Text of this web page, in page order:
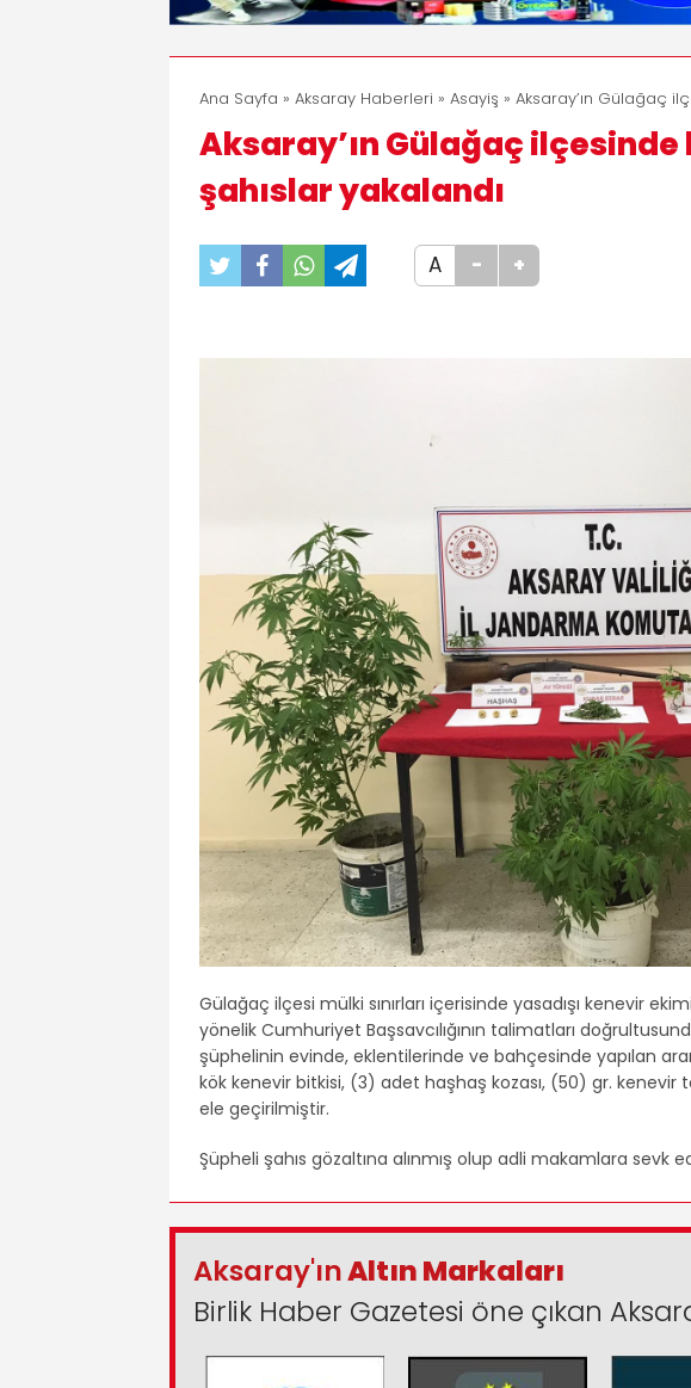
Ana Sayfa » Aksaray Haberleri » Asayiş » Aksaray’ın Gülağaç
Aksaray’ın Gülağaç
şahıslar yakalandı
A - +
Gülağaç ilçesi mülki sınırları içerisinde yasadışı kenevir
yönelik Cumhuriyet Başsavcılığının talimatları
şüphelinin evinde, eklentilerinde ve bahçesinde yapılan
kök kenevir bitkisi, (3) adet haşhaş kozası, (50) gr.
ele geçirilmiştir.
Şüpheli şahıs gözaltına alınmış olup adli makamlara sevk
Aksaray'ınAltın Markaları
Birlik Haber Gazetesi öne çıkan